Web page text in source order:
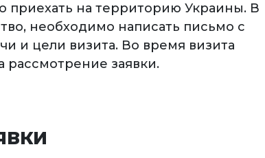
приехать на территорию Украины. В
необходимо написать письмо с
и цели визита. Во время визита
рассмотрение заявки.